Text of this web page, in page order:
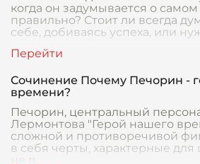
когда он задумывается о
правильно? Стоит ли всегда
себе, добиваясь успеха, или
Сочинение Почему Печорин -
времени?
Печорин, центральный
Лермонтова "Герой нашего
сложной и противоречивой
в себя черты, характерные для